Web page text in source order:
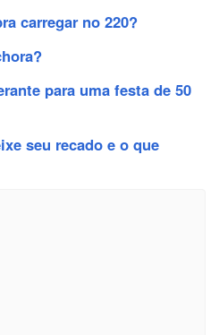
carregar no 220?
para uma festa de 50
seu recado e o que